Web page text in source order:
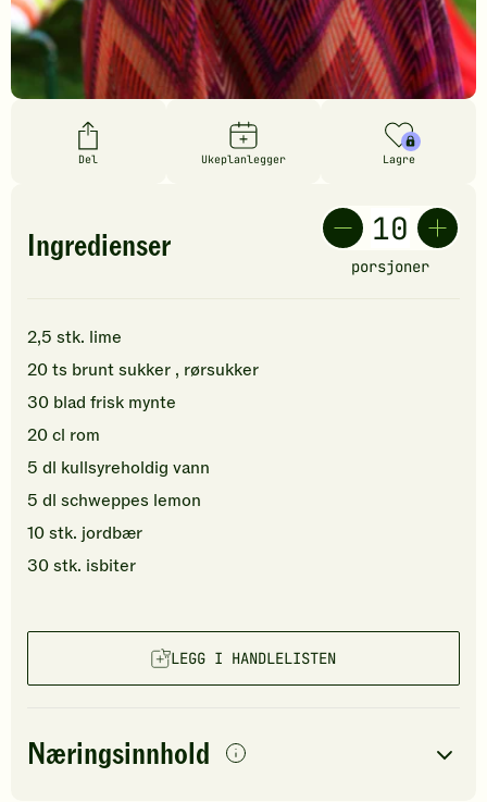
Del Ukeplanlegger Lagre
Ingredienser
porsjoner
2,5 stk. lime
20ts brunt sukker , rørsukker
30 blad frisk mynte
20cl rom
5 dl kullsyreholdig vann
5 dl schweppes lemon
10stk. jordbær
30stk. isbiter
LEGG I HANDLELISTEN
Næringsinnhold